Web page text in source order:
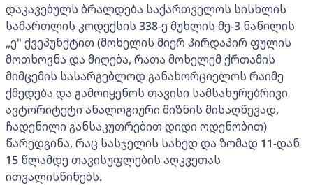
დაკავებულს ბრალდება საქართველოს სისხლის
სამართლის კოდექსის 338-ე მუხლის მე-3 ნაწილის
„ე" ქვეპუნქტით (მოხელის მიერ პირდაპირ ფულის
მოთხოვნა და მიღება, რათა მოხელემ ქრთამის
მიმცემის სასარგებლოდ განახორციელოს რაიმე
ქმედება და გამოიყენოს თავისი სამსახურებრივი
ავტორიტეტი ანალოგიური მიზნის მისაღწევად,
ჩადენილი განსაკუთრებით დიდი ოდენობით)
წარედგინა, რაც სასჯელის სახედ და ზომად 11-დან
15 წლამდე თავისუფლების აღკვეთას
ითვალისწინებს.